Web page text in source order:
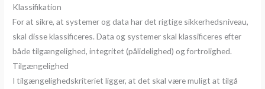
Klassifikation
For at sikre, at systemer og data har det rigtige sikkerhedsniveau,
skal disse klassificeres. Data og systemer skal klassificeres efter
både tilgængelighed, integritet (pålidelighed) og fortrolighed.
Tilgængelighed
I tilgængelighedskriteriet ligger, at det skal være muligt at tilgå